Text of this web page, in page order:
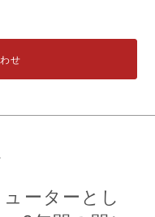
せ
ーターとし